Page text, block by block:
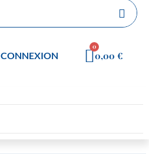
CONNEXION 0,00 €